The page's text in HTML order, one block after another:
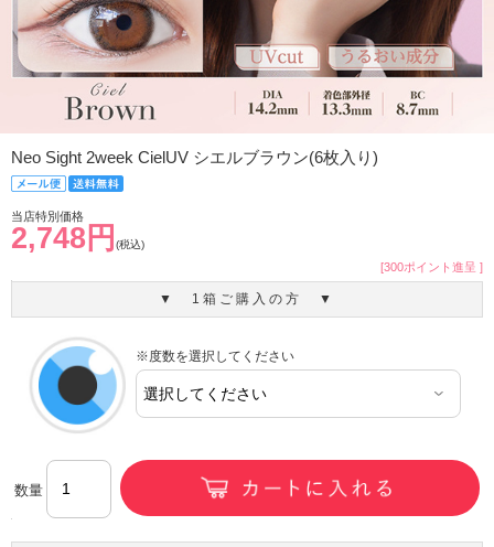
Neo Sight 2week CielUV シエルブラウン(6枚入り)
当店特別価格
2,748円 (税込)
[300ポイント進呈 ]
▼ 1箱ご購入の方 ▼
※度数を選択してください
数量